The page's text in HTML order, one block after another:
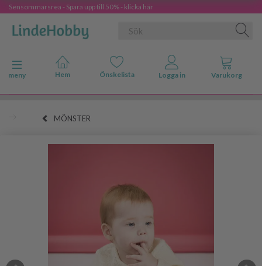
Sensommarsrea - Spara upp till 50% - klicka här
Ändra navigering
meny
MÖNSTER